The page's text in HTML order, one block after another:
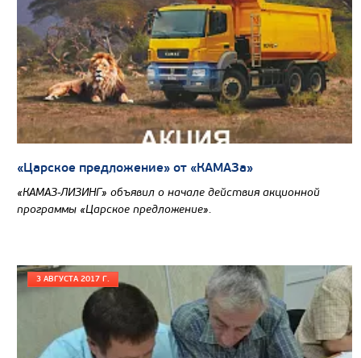
Цена по запросу
Экологический класс
Грузоподъемность, кг
Колесная формула
Узнать цену
«Царское предложение» от «КАМАЗа»
«КАМАЗ-ЛИЗИНГ» объявил о начале действия акционной
программы «Царское предложение».
3 АВГУСТА 2017 Г.